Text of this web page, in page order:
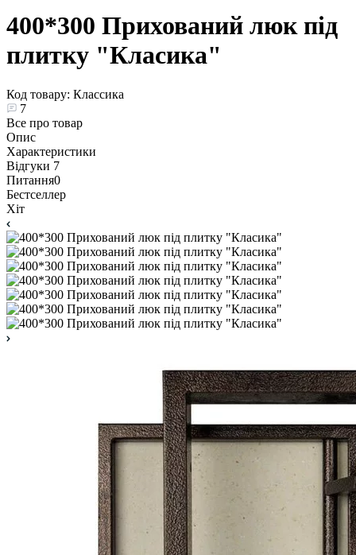
400*300 Прихований люк під
плитку "Класика"
Код товару: Классика
7
Все про товар
Опис
Характеристики
Відгуки 7
Питання0
Бестселлер
Хіт